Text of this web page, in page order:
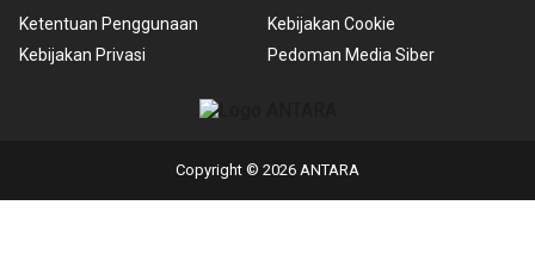
Ketentuan Penggunaan
Kebijakan Privasi
Kebijakan Cookie
Pedoman Media Siber
Copyright © 2026 ANTARA